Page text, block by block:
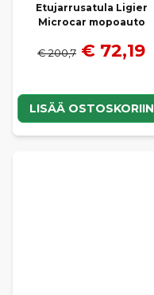
Etujarrusatula Ligier
Microcar mopoauto
€ 200,7 € 72,19
LISÄÄ OSTOSKORIIN